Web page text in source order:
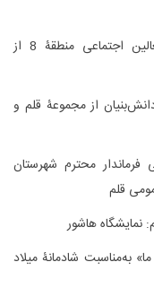
1400/10/04: اولین نشست هم‌اندیشی فعالین اجتماعی منطقۀ 8 از
دانش‌بنیان از مجموعۀ قلم و
فرماندار محترم شهرستان
قلم
ما» به‌مناسبت شادمانۀ میلاد